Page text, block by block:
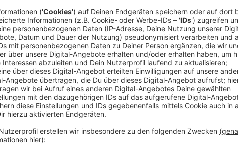
Vom Dschungel ins Studio
Anzeige
Frans Zimmer war schon (fast) überall. Er hat
Flugzeug hoch über den Wolken performt und bei
Stück aufgelegt, während Tausende dazu tanzten.
Interview verschlagen.
Die neue Single des Berliner DJs "Walk Away" war
sein neues, drittes Studioalbum "Sticker on my
"Little Hollywood", "Only Thing We Know" oder